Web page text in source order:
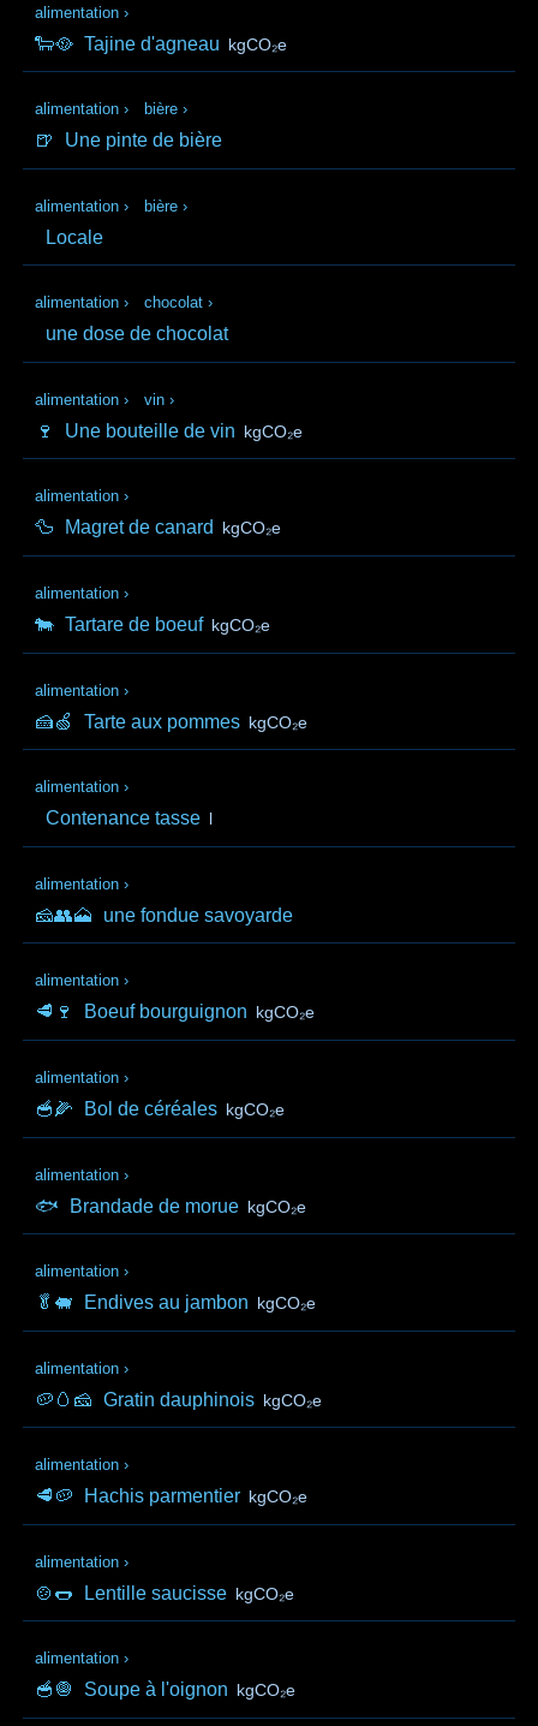
alimentation ›
🐑🥘 Tajine d'agneau kgCO₂e
alimentation › bière ›
🍺 Une pinte de bière
alimentation › bière ›
Locale
alimentation › chocolat ›
une dose de chocolat
alimentation › vin ›
🍷 Une bouteille de vin kgCO₂e
alimentation ›
🦆 Magret de canard kgCO₂e
alimentation ›
🐄 Tartare de boeuf kgCO₂e
alimentation ›
🍰🍏 Tarte aux pommes kgCO₂e
alimentation ›
Contenance tasse l
alimentation ›
🧀👥🗻 une fondue savoyarde
alimentation ›
🥩🍷 Boeuf bourguignon kgCO₂e
alimentation ›
🥣🌽 Bol de céréales kgCO₂e
alimentation ›
🐟 Brandade de morue kgCO₂e
alimentation ›
🥬🐖 Endives au jambon kgCO₂e
alimentation ›
🥔🥚🧀 Gratin dauphinois kgCO₂e
alimentation ›
🥩🥔 Hachis parmentier kgCO₂e
alimentation ›
🍲🌭 Lentille saucisse kgCO₂e
alimentation ›
🥣🧅 Soupe à l'oignon kgCO₂e